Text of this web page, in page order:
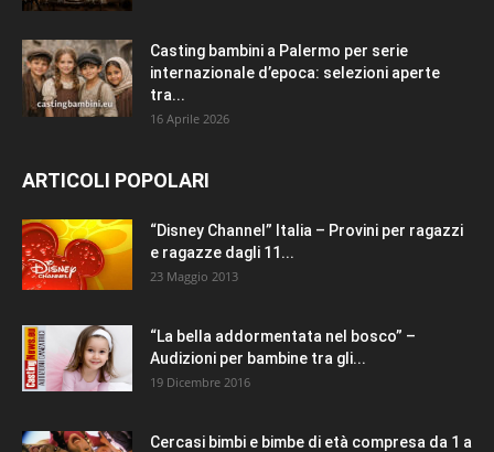
Casting bambini a Palermo per serie
internazionale d’epoca: selezioni aperte
tra...
16 Aprile 2026
ARTICOLI POPOLARI
“Disney Channel” Italia – Provini per ragazzi
e ragazze dagli 11...
23 Maggio 2013
“La bella addormentata nel bosco” –
Audizioni per bambine tra gli...
19 Dicembre 2016
Cercasi bimbi e bimbe di età compresa da 1 a